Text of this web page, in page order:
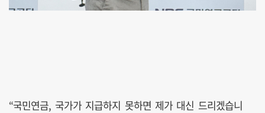
“국민연금, 국가가 지급하지 못하면 제가 대신 드리겠습니